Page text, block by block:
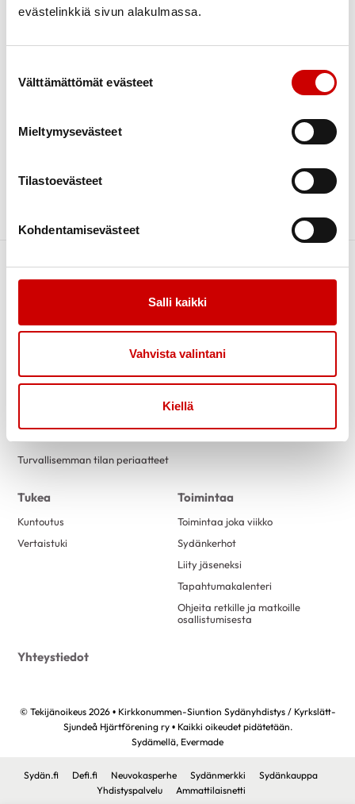
evästelinkkiä sivun alakulmassa.
Välttämättömät evästeet
Mieltymysevästeet
Tilastoevästeet
Kohdentamisevästeet
Salli kaikki
Vahvista valintani
Kiellä
Juhani Virtanen 050 035 0661
PAIKAN TARKEMMAT TIEDOT
JÄRJESTÄJÄ
Turvallisemman tilan periaatteet
Tukea
Kuntoutus
Vertaistuki
Toimintaa
Toimintaa joka viikko
Sydänkerhot
Liity jäseneksi
Tapahtumakalenteri
Ohjeita retkille ja matkoille
osallistumisesta
Yhteystiedot
© Tekijänoikeus 2026 • Kirkkonummen-Siuntion Sydänyhdistys / Kyrkslätt-
Sjundeå Hjärtförening ry • Kaikki oikeudet pidätetään.
Sydämellä, Evermade
Sydän.fi Defi.fi Neuvokasperhe Sydänmerkki
Sydänkauppa
Yhdistyspalvelu
Ammattilaisnetti